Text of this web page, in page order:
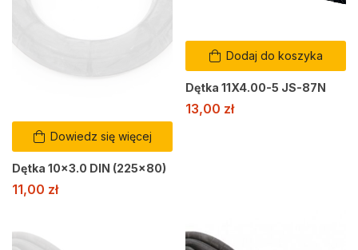
Dowiedz się więcej
Dętka 10×3.0 DIN (225×80)
11,00 zł
Dodaj do koszyka
Dętka 11X4.00-5 JS-87N
13,00 zł